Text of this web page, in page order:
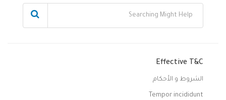
Effective T&C
الشروط و الأحكام
Tempor incididunt